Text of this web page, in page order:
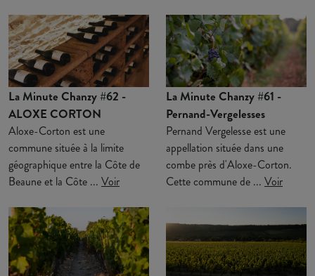
La Minute Chanzy #62 -
ALOXE CORTON
Aloxe-Corton est une
commune située à la limite
géographique entre la Côte de
Beaune et la Côte ... Voir
La Minute Chanzy #61 -
Pernand-Vergelesses
Pernand Vergelesse est une
appellation située dans une
combe près d'Aloxe-Corton.
Cette commune de ... Voir